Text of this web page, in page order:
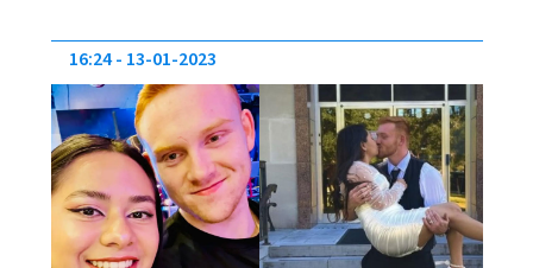
16:24 13-01-2023